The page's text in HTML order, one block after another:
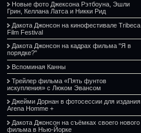
Новые фото Джексона Рэтбоуна, Эшли
Грин, Келлана Латса и Никки Рид
Дакота Джонсон на кинофестивале Tribeca
Film Festival
Дакота Джонсон на кадрах фильма "Я в
порядке?"
Вспоминая Канны
Трейлер фильма «Пять фунтов
искупления» с Люком Эвансом
Джейми Дорнан в фотосессии для издания
Arena Homme +
Дакота Джонсон на съёмках своего нового
фильма в Нью-Йорке